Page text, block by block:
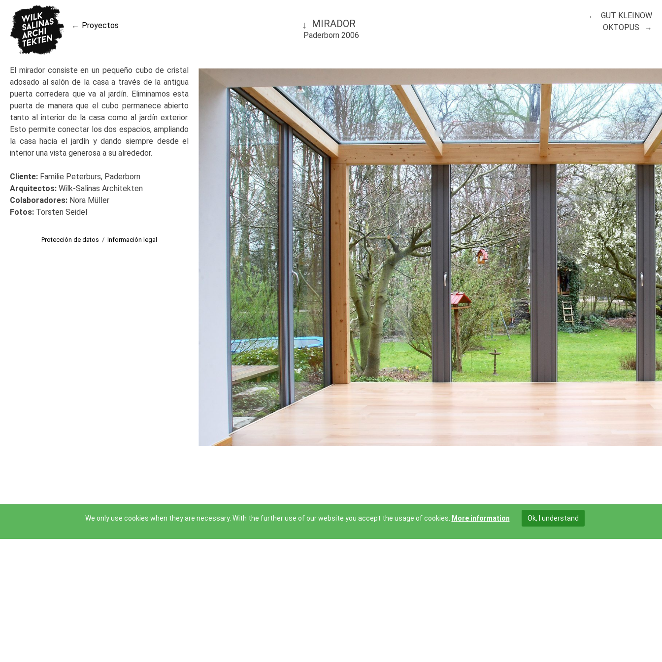
content
Proyectos
Paderborn 2006
El mirador consiste en un pequeño cubo de cristal
adosado al salón de la casa a través de la antigua
puerta corredera que va al jardín. Eliminamos esta
puerta de manera que el cubo permanece abierto
tanto al interior de la casa como al jardín exterior.
Esto permite conectar los dos espacios, ampliando
la casa hacia el jardín y dando siempre desde el
interior una vista generosa a su alrededor.
Cliente: Familie Peterburs, Paderborn
Arquitectos: Wilk-Salinas Architekten
Colaboradores: Nora Müller
Fotos: Torsten Seidel
Protección de datos /Información legal
MIRADOR
Navegación
de
entradas
GUT KLEINOW
OKTOPUS
← →
We only use cookies when they are necessary. With the further use of our website you accept the usage of cookies. More information Ok, I understand